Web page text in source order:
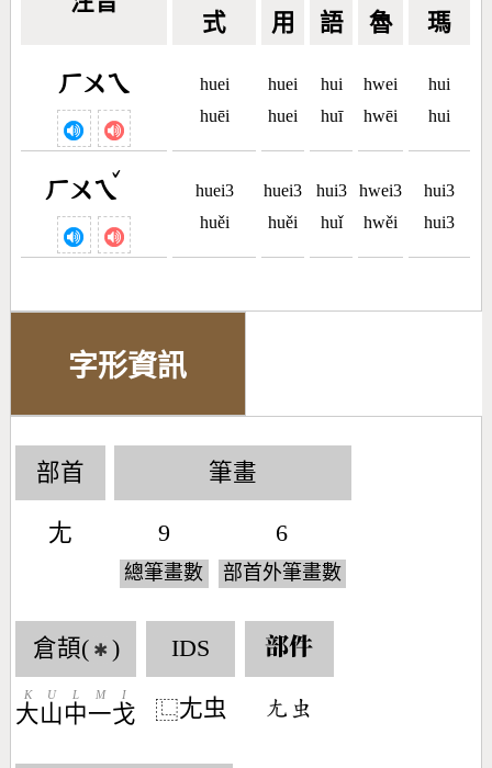
式 用 語 魯 瑪
ㄏㄨㄟ
huei
huēi
huei
huei
hui
huī
hwei
hwēi
hui
hui
ㄏㄨㄟ
ˇ
huei3
huěi
huei3
huěi
hui3
huǐ
hwei3
hwěi
hui3
hui3
字形資訊
部首
尢
筆畫
9
總筆畫數
6
部首外筆畫數
倉頡( ✱ )
大
K
山
U
中
L
一
M
戈
I
IDS
⿺尢虫
部件
󶁪󶅶